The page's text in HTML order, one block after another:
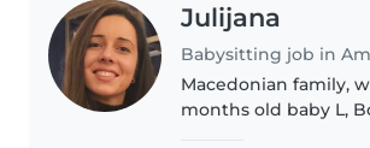
Julijana
Macedonian family,
months old baby L,